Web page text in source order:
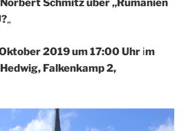
Schmitz über „Rumänien
„
2019 um 17:00 Uhr im
Falkenkamp 2,